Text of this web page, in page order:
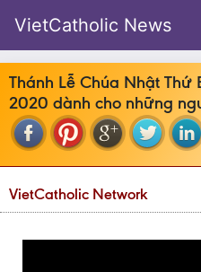
VietCatholic News
Thánh Lễ Chúa Nhật Thứ
2020 dành cho những
VietCatholic Network